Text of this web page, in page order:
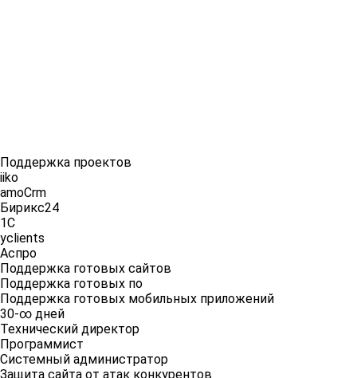
Поддержка проектов
iiko
amoCrm
Бирикс24
1С
yclients
Аспро
Поддержка готовых сайтов
Поддержка готовых по
Поддержка готовых мобильных приложений
30-∞ дней
Технический директор
Программист
Системный администратор
Защита сайта от атак конкурентов